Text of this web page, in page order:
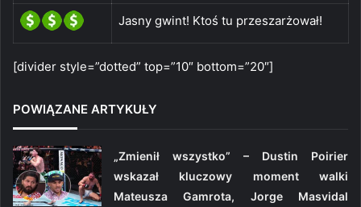
Jasny gwint! Ktoś tu przeszarżował!
[divider style=”dotted” top=”10″ bottom=”20″]
POWIĄZANE ARTYKUŁY
„Zmienił wszystko” – Dustin Poirier
wskazał kluczowy moment walki
Mateusza Gamrota, Jorge Masvidal